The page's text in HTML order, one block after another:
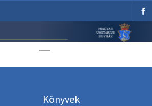
Unitárius
Könyvek